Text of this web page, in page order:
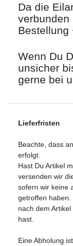
Da die
verbunden
Bestellung
Wenn Du
unsicher
gerne bei
Lieferfristen
Beachte, dass
erfolgt.
Hast Du Artikel
versenden wir
sofern wir keine
getroffen haben.
nach dem
hast.
Eine Abholung